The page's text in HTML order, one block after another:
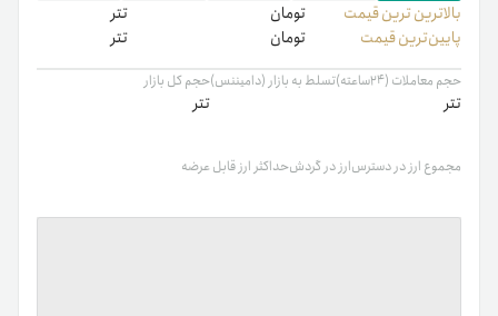
بالاترین ‌ترین قیمت تومان
تتر
پایین‌ترین قیمت
تومان تتر
حجم معاملات (۲۴ساعته)
تتر
تسلط به بازار (دامیننس)حجم کل بازار
تتر
مجموع ارز در دسترسارز در گردشحداکثر ارز قابل عرضه